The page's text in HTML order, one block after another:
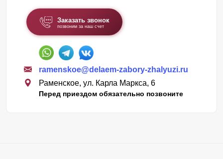
Заказать звонок
позвоним за наш счет
ramenskoe@delaem-zabory-zhalyuzi.ru
Раменское, ул. Карла Маркса, 6
Перед приездом обязательно позвоните